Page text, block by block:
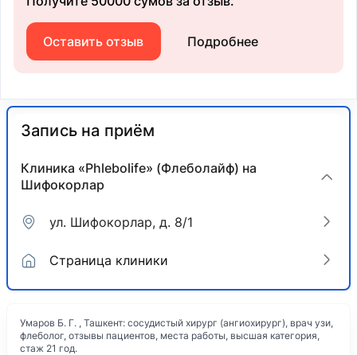
Оставить отзыв Подробнее
Запись на приём
Клиника «Phlebolife» (Флеболайф) на
Шифокорлар
ул. Шифокорлар, д. 8/1
Страница клиники
Умаров Б. Г. , Ташкент: сосудистый хирург (ангиохирург), врач узи,
флеболог, отзывы пациентов, места работы, высшая категория,
стаж 21 год.